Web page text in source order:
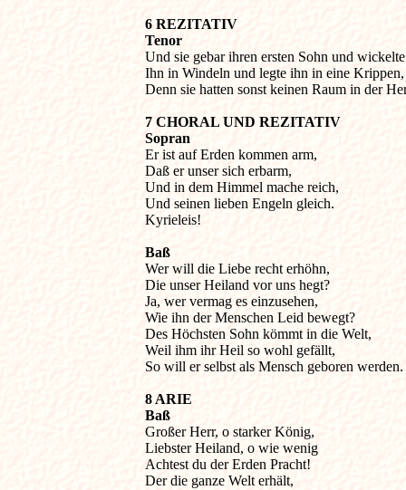
6 REZITATIV
Tenor
Und sie gebar ihren ersten Sohn und wickelte
Ihn in Windeln und legte ihn in eine Krippen,
Denn sie hatten sonst keinen Raum in der
7 CHORAL UND REZITATIV
Sopran
Er ist auf Erden kommen arm,
Daß er unser sich erbarm,
Und in dem Himmel mache reich,
Und seinen lieben Engeln gleich.
Kyrieleis!
Baß
Wer will die Liebe recht erhöhn,
Die unser Heiland vor uns hegt?
Ja, wer vermag es einzusehen,
Wie ihn der Menschen Leid bewegt?
Des Höchsten Sohn kömmt in die Welt,
Weil ihm ihr Heil so wohl gefällt,
So will er selbst als Mensch geboren werden.
8 ARIE
Baß
Großer Herr, o starker König,
Liebster Heiland, o wie wenig
Achtest du der Erden Pracht!
Der die ganze Welt erhält,